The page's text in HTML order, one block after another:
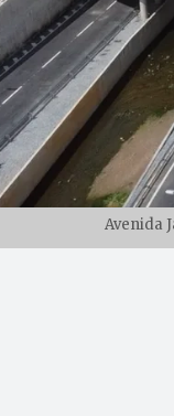
Avenida